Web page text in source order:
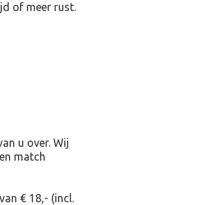
of meer rust.
u over. Wij
match
€ 18,- (incl.